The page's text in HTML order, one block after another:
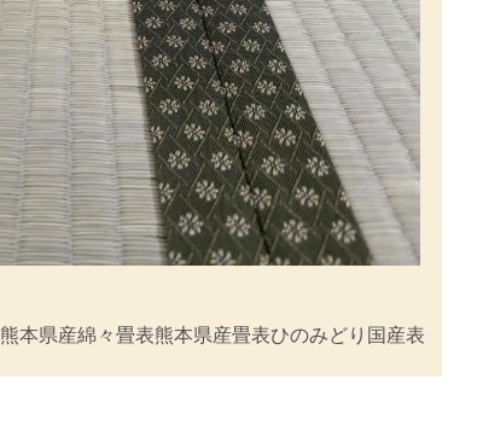
熊本県産綿々畳表熊本県産畳表ひのみどり 国産表